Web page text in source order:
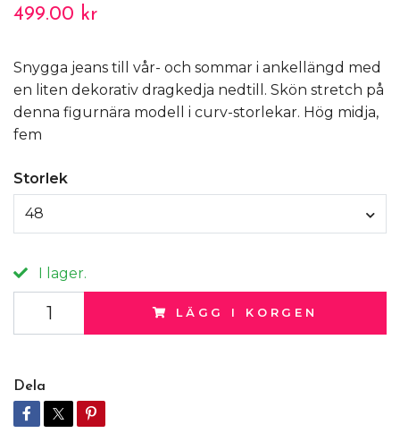
499.00 kr
Snygga jeans till vår- och sommar i ankellängd med
en liten dekorativ dragkedja nedtill. Skön stretch på
denna figurnära modell i curv-storlekar. Hög midja,
fem
Storlek
48
I lager.
LÄGG I KORGEN
Dela